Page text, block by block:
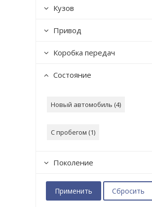
Кузов
Привод
Коробка передач
Состояние
Новый автомобиль (4)
С пробегом (1)
Поколение